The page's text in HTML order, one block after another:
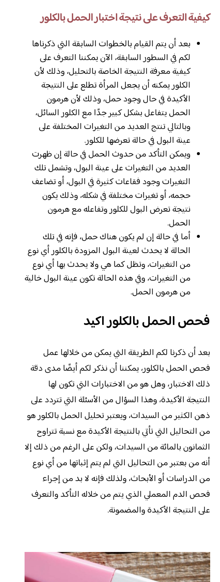
كيفية التعرف على نتيجة اختبار الحمل بالكلور
بعد أن يتم القيام بالخطوات السابقة التي ذكرناها
لكم في السطور السابقة، الآن يمكننا التعرف على
كيفية معرفة النتيجة الخاصة بالتحليل، وذلك لأن
الكلور يمكنه أن يجعل المرأة تطلع على النتيجة
الأكيدة في حال وجود حمل، وذلك لأن هرمون
الحمل يتفاعل بشكل كبير جدًا مع الكلور السائل،
وبالتالي تنتج العديد من التغيرات المختلفة على
عينة البول في حالة تعرضها للكلور.
ويمكن التأكد من حدوث الحمل في حالة إن ظهرت
العديد من التغيرات على عينة البول، وتشمل تلك
التغيرات وجود فقاعات كثيرة في البول، أو تضاعف
حجمه، أو تغيرات مختلفة في شكله، وذلك يكون
نتيجة تعرض البول للكلور وتفاعله مع هرمون
الحمل.
أما في حالة إن لم يكون هناك حمل، فإنه في تلك
الحالة لا يحدث لعينة البول المزودة بالكلور أي نوع
من التغيرات، وتظل كما هي ولا يحدث بها أي نوع
من التغيرات، وفي هذه الحالة تكون عينة البول خالية
من هرمون الحمل.
فحص الحمل بالكلور اكيد
بعد أن ذكرنا لكم الطريقة التي يمكن من خلالها عمل
فحص الحمل بالكلور، يمكننا أن نذكر لكم أيضًا مدى دقة
ذلك الاختبار، وهل هو من الاختبارات التي تكون لها
النتيجة الأكيدة، وهذا السؤال من الأسئلة التي تتردد على
ذهن الكثير من السيدات، ويعتبر تحليل الحمل بالكلور هو
من التحاليل التي تأتي بالنتيجة الأكيدة مع نسبة تتراوح
الثمانون بالمائة من السيدات، ولكن على الرغم من ذلك إلا
أنه من بعتبر من التحاليل التي لم يتم إثباتها من أي نوع
من الدراسات أو الأبحاث، ولذلك فإنه لا بد من إجراء
فحص الدم المعملي الذي يتم من خلاله التأكد والتعرف
على النتيجة الأكيدة والمضمونة.